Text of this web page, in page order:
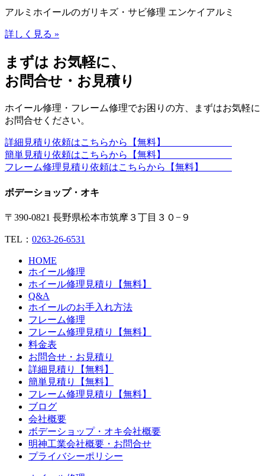
アルミホイールのガリキズ・サビ修理 エンケイアルミ
詳しく見る »
まずは お気軽に、
お問合せ・お見積り
ホイール修理・フレーム修理でお困りの方、まずはお気軽に
お問合せください。
詳細見積り依頼はこちらから【無料】
簡単見積り依頼はこちらから【無料】
フレーム修理見積り依頼はこちらから【無料】
ボデーショップ・オキ
〒390-0821 長野県松本市筑摩３丁目３０−９
TEL： 0263-26-6531
HOME
ホイール修理
ホイール修理見積り【無料】
Q&A
ホイールのお手入れ方法
フレーム修理
フレーム修理見積り【無料】
料金表
お問合せ・お見積り
詳細見積り【無料】
簡単見積り【無料】
フレーム修理見積り【無料】
ブログ
会社概要
ボデーショップ・オキ会社概要
明神工業会社概要・お問合せ
プライバシーポリシー